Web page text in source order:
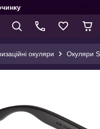
окуляри Окуляри